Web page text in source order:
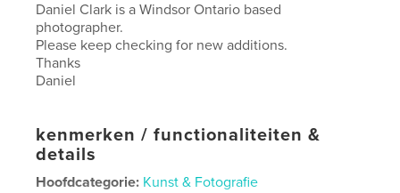
Daniel Clark is a Windsor Ontario based
photographer.
Please keep checking for new additions.
Thanks
Daniel
kenmerken / functionaliteiten &
details
Hoofdcategorie: Kunst & Fotografie